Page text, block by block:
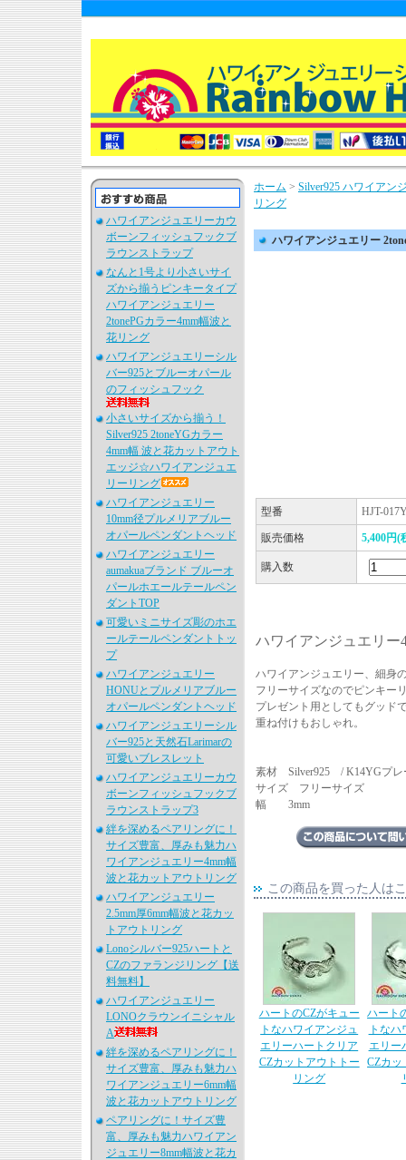
ハワイアンジュエリーカウ
ボーンフィッシュフックブ
ラウンストラップ
なんと1号より小さいサイ
ズから揃うピンキータイプ
ハワイアンジュエリー
2tonePGカラー4mm幅波と
花リング
ハワイアンジュエリーシル
バー925とブルーオパール
のフィッシュフック
小さいサイズから揃う！
Silver925 2toneYGカラー
4mm幅 波と花カットアウト
エッジ☆ハワイアンジュエ
リーリング
ハワイアンジュエリー
10mm径プルメリアブルー
オパールペンダントヘッド
ハワイアンジュエリー
aumakuaブランド ブルーオ
パールホエールテールペン
ダントTOP
可愛いミニサイズ彫のホエ
ールテールペンダントトッ
プ
ハワイアンジュエリー
HONUとプルメリアブルー
オパールペンダントヘッド
ハワイアンジュエリーシル
バー925と天然石Larimarの
可愛いブレスレット
ハワイアンジュエリーカウ
ボーンフィッシュフックブ
ラウンストラップ3
絆を深めるペアリングに！
サイズ豊富、厚みも魅力ハ
ワイアンジュエリー4mm幅
波と花カットアウトリング
ハワイアンジュエリー
2.5mm厚6mm幅波と花カッ
トアウトリング
Lonoシルバー925ハートと
CZのファランジリング【送
料無料】
ハワイアンジュエリー
LONOクラウンイニシャル
A
絆を深めるペアリングに！
サイズ豊富、厚みも魅力ハ
ワイアンジュエリー6mm幅
波と花カットアウトリング
ペアリングに！サイズ豊
富、厚みも魅力ハワイアン
ジュエリー8mm幅波と花カ
ホーム > Silver925 ハワイアン
リング
ハワイアンジュエリー
型番 HJT-
販売価格 5,400円(
購入数
ハワイアンジュエリー
ハワイアンジュエリー、細身
フリーサイズなのでピンキー
プレゼント用としてもグッド
重ね付けもおしゃれ。
素材 Silver925 / K14YGプレ
サイズ フリーサイズ
幅 3mm
この商品を買った人は
ハートのCZがキュー
トなハワイアンジュ
エリーハートクリア
CZカットアウトトー
リング
ハート
トな
エリー
CZカッ